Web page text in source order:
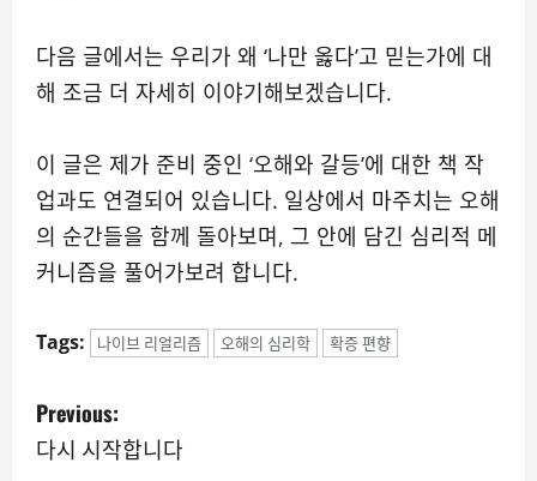
다음 글에서는 우리가 왜 ‘나만 옳다’고 믿는가에 대
해 조금 더 자세히 이야기해보겠습니다.
이 글은 제가 준비 중인 ‘오해와 갈등’에 대한 책 작
업과도 연결되어 있습니다. 일상에서 마주치는 오해
의 순간들을 함께 돌아보며, 그 안에 담긴 심리적 메
커니즘을 풀어가보려 합니다.
Tags: 나이브 리얼리즘 오해의 심리학 확증 편향
P
o
Previous:
다시 시작합니다